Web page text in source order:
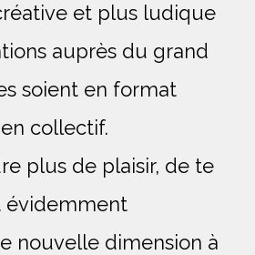
et plus ludique
auprès du grand
soient en format
collectif.
plus de plaisir, de te
évidemment
nouvelle dimension à